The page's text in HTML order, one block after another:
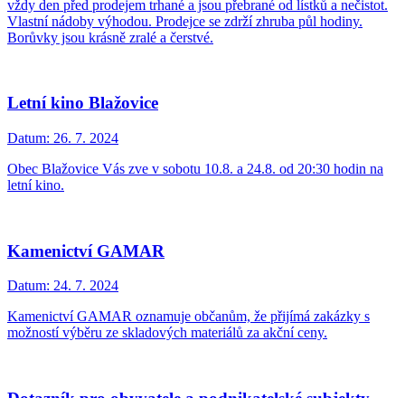
vždy den před prodejem trhané a jsou přebrané od lístků a nečistot.
Vlastní nádoby výhodou. Prodejce se zdrží zhruba půl hodiny.
Borůvky jsou krásně zralé a čerstvé.
Letní kino Blažovice
Datum: 26. 7. 2024
Obec Blažovice Vás zve v sobotu 10.8. a 24.8. od 20:30 hodin na
letní kino.
Kamenictví GAMAR
Datum: 24. 7. 2024
Kamenictví GAMAR oznamuje občanům, že přijímá zakázky s
možností výběru ze skladových materiálů za akční ceny.